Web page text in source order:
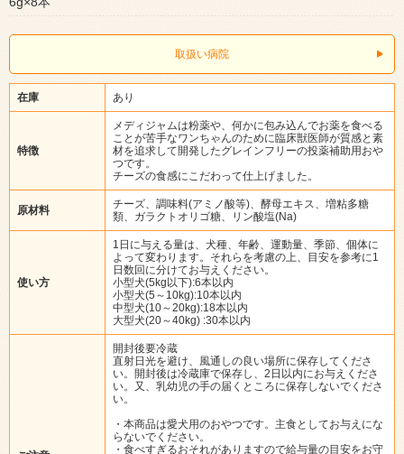
取扱い病院
在庫 あり
特徴
メディジャムは粉薬や、何かに包み込んでお薬を食べる
ことが苦手なワンちゃんのために臨床獣医師が質感と素
材を追求して開発したグレインフリーの投薬補助用おや
つです。
チーズの食感にこだわって仕上げました。
原材料
チーズ、調味料(アミノ酸等)、酵母エキス、増粘多糖
類、ガラクトオリゴ糖、リン酸塩(Na)
使い方
1日に与える量は、犬種、年齢、運動量、季節、個体に
よって変わります。それらを考慮の上、目安を参考に1
日数回に分けてお与えください。
小型犬(5kg以下):6本以内
小型犬(5～10kg):10本以内
中型犬(10～20kg):18本以内
大型犬(20～40kg) :30本以内
開封後要冷蔵
直射日光を避け、風通しの良い場所に保存してくださ
い。開封後は冷蔵庫で保存し、2日以内にお与えくださ
い。又、乳幼児の手の届くところに保存しないでくださ
い。
・本商品は愛犬用のおやつです。主食としてお与えにな
らないでください。
・食べすぎるおそれがありますので給与量の目安をお守